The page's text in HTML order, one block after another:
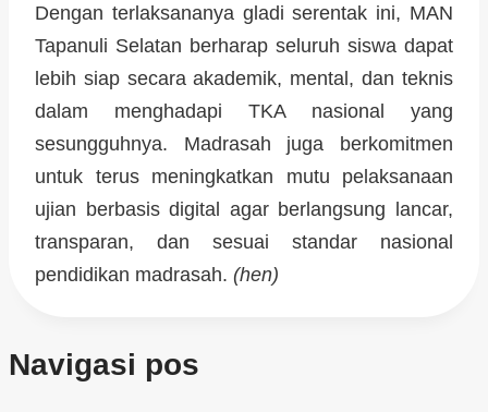
Dengan terlaksananya gladi serentak ini, MAN
Tapanuli Selatan berharap seluruh siswa dapat
lebih siap secara akademik, mental, dan teknis
dalam menghadapi TKA nasional yang
sesungguhnya. Madrasah juga berkomitmen
untuk terus meningkatkan mutu pelaksanaan
ujian berbasis digital agar berlangsung lancar,
transparan, dan sesuai standar nasional
pendidikan madrasah. (hen)
Navigasi pos